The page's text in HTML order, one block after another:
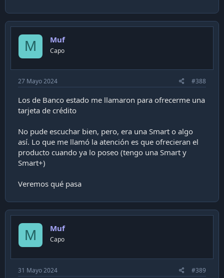
M Muf
Capo
27 Mayo 2024 #388
Los de Banco estado me llamaron para ofrecerme una
tarjeta de crédito
No pude escuchar bien, pero, era una Smart o algo
así. Lo que me llamó la atención es que ofrecieran el
producto cuando ya lo poseo (tengo una Smart y
Smart+)
Veremos qué pasa
M Muf
Capo
31 Mayo 2024 #389